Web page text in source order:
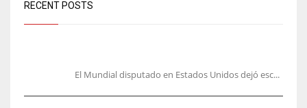
RECENT POSTS
El Mundial disputado en Estados Unidos dejó esc...